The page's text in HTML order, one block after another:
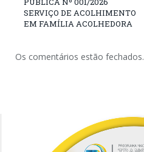
SERVIÇO DE ACOLHIMENTO
EM FAMÍLIA ACOLHEDORA
Os comentários estão fechados.